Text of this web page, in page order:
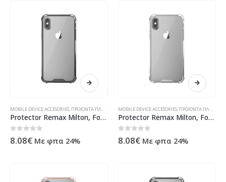
MOBILE DEVICE ACCESORIES, ΠΡΟΪΌΝΤΑ ΠΛΗΡΟΦΟΡΙΚΉΣ - ΚΙΝΗΤΉΣ ΤΗΛΕΦΩΝΊΑΣ - ΗΛΕΚΤΡΟΝΙΚΆ
Protector Remax Milton, For iPhone XS Max, TPU, Black – 51579
0out of 5
8.08€ Με φπα 24%
MOBILE DEVICE ACCESORIES, ΠΡΟΪΌΝΤΑ ΠΛΗΡΟΦΟΡΙΚΉΣ - ΚΙΝΗΤΉΣ ΤΗΛΕΦΩΝΊΑΣ - ΗΛΕΚΤΡΟΝΙΚΆ
Protector Remax Milton, For iPhone XR, TPU, Transparent – 51577
0out of 5
8.08€ Με φπα 24%